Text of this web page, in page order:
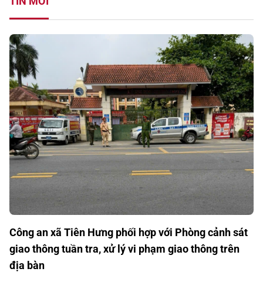
Công an xã Tiên Hưng phối hợp với Phòng cảnh sát
giao thông tuần tra, xử lý vi phạm giao thông trên
địa bàn